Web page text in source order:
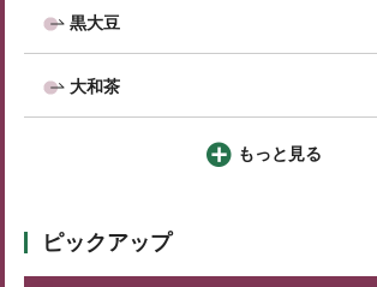
黒大豆
大和茶
もっと見る
ピックアップ